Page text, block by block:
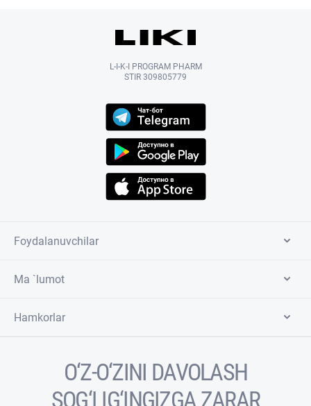
L-I-K-I PROGRAM PHARM
STIR 309805779
Foydalanuvchilar
Ma `lumot
Hamkorlar
O‘Z-O‘ZINI DAVOLASH
SOG‘LIG‘INGIZGA ZARAR